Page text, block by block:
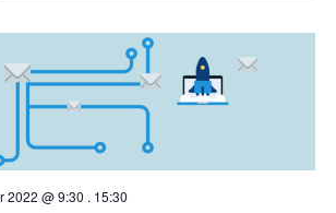
2022 @ 9:30 . 15:30